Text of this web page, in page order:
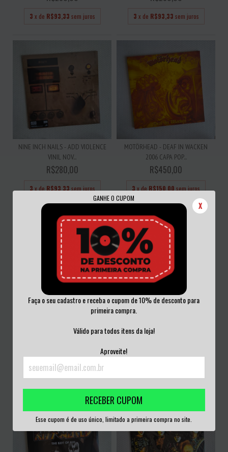
GANHE O CUPOM
X
Faça o seu cadastro e receba o cupom de 10% de desconto para
primeira compra.
Válido para todos itens da loja!
Aproveite!
RECEBER CUPOM
Esse cupom é de uso único, limitado a primeira compra no site.
3 x de R$93,33 sem juros 3 x de R$93,33 sem juros
NINE INCH NAILS - ADD VIOLENCE
VINIL NOV...
R$280,00
3 x de R$93,33 sem juros
MOTÖRHEAD - DEAF IN WACKEN
2006 CAPA POP...
R$450,00
3 x de R$150,00 sem juros
WACKEN VINIL CA...